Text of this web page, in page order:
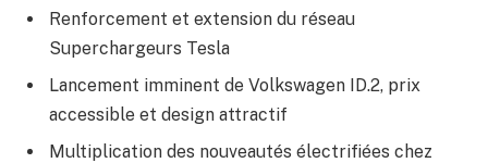
Renforcement et extension du réseau
Superchargeurs Tesla
Lancement imminent de Volkswagen ID.2, prix
accessible et design attractif
Multiplication des nouveautés électrifiées chez